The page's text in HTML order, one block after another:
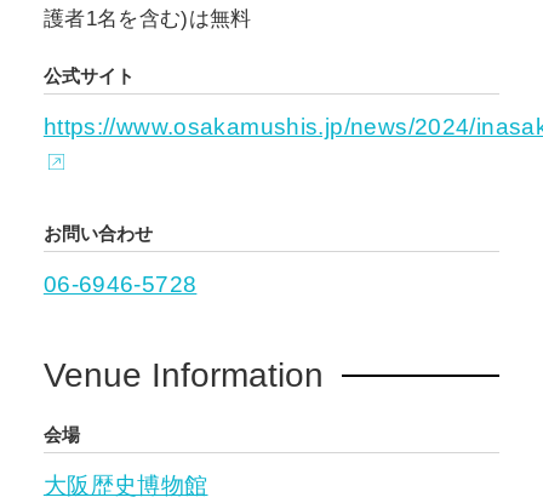
護者1名を含む)は無料
公式サイト
https://www.osakamushis.jp/news/2024/
お問い合わせ
06-6946-5728
Venue Information
会場
大阪歴史博物館